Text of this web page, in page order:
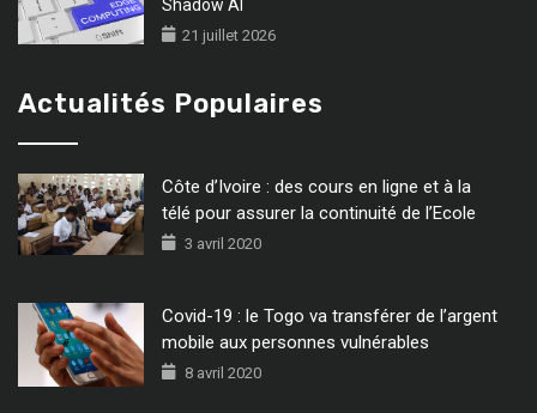
Shadow AI
21 juillet 2026
Actualités Populaires
Côte d’Ivoire : des cours en ligne et à la
télé pour assurer la continuité de l’Ecole
3 avril 2020
Covid-19 : le Togo va transférer de l’argent
mobile aux personnes vulnérables
8 avril 2020